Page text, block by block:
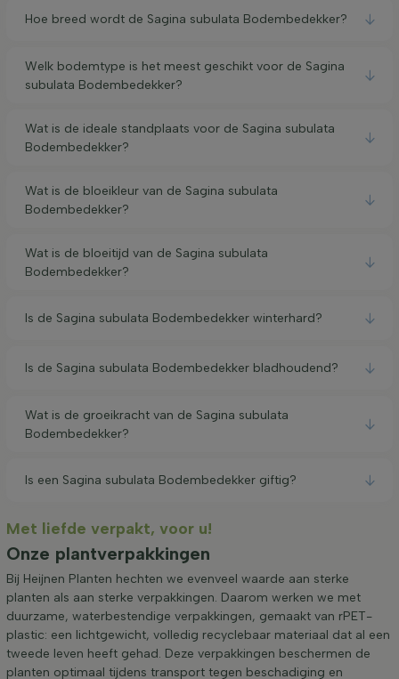
Hoe breed wordt de Sagina subulata Bodembedekker?
Welk bodemtype is het meest geschikt voor de Sagina
subulata Bodembedekker?
Wat is de ideale standplaats voor de Sagina subulata
Bodembedekker?
Wat is de bloeikleur van de Sagina subulata
Bodembedekker?
Wat is de bloeitijd van de Sagina subulata
Bodembedekker?
Is de Sagina subulata Bodembedekker winterhard?
Is de Sagina subulata Bodembedekker bladhoudend?
Wat is de groeikracht van de Sagina subulata
Bodembedekker?
Is een Sagina subulata Bodembedekker giftig?
Met liefde verpakt, voor u!
Onze plantverpakkingen
Bij Heijnen Planten hechten we evenveel waarde aan sterke
planten als aan sterke verpakkingen. Daarom werken we met
duurzame, waterbestendige verpakkingen, gemaakt van rPET-
plastic: een lichtgewicht, volledig recyclebaar materiaal dat al een
tweede leven heeft gehad. Deze verpakkingen beschermen de
planten optimaal tijdens transport tegen beschadiging en